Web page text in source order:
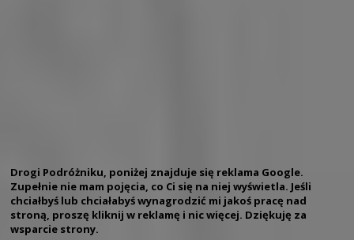
Drogi Podróżniku, poniżej znajduje się reklama Google.
Zupełnie nie mam pojęcia, co Ci się na niej wyświetla. Jeśli
chciałbyś lub chciałabyś wynagrodzić mi jakoś pracę nad
stroną, proszę kliknij w reklamę i nic więcej. Dziękuję za
wsparcie strony.